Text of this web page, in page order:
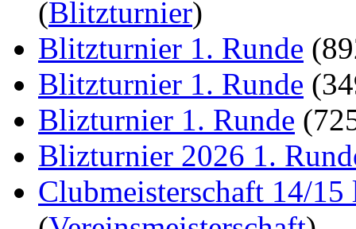
(Blitzturnier)
Blitzturnier 1. Runde
Blitzturnier 1. Runde
Blizturnier 1. Runde
Blizturnier 2026 1.
Clubmeisterschaft 14/15